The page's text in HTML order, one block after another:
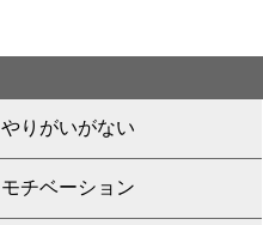
やりがいがない
モチベーション